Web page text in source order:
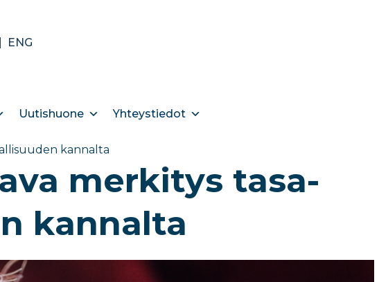
ENG
Uutishuone Yhteystiedot
kannalta
merkitys tasa-
kannalta